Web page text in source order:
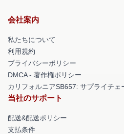
会社案内
私たちについて
利用規約
プライバシーポリシー
DMCA - 著作権ポリシー
カリフォルニアSB657: サプライチェ
当社のサポート
配送&配送ポリシー
支払条件